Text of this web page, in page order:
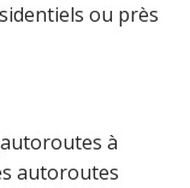
ou près
à
autoroutes